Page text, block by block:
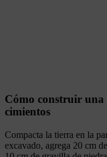
Cómo construir una
cimientos
Compacta la tierra en la
excavado, agrega 20 cm